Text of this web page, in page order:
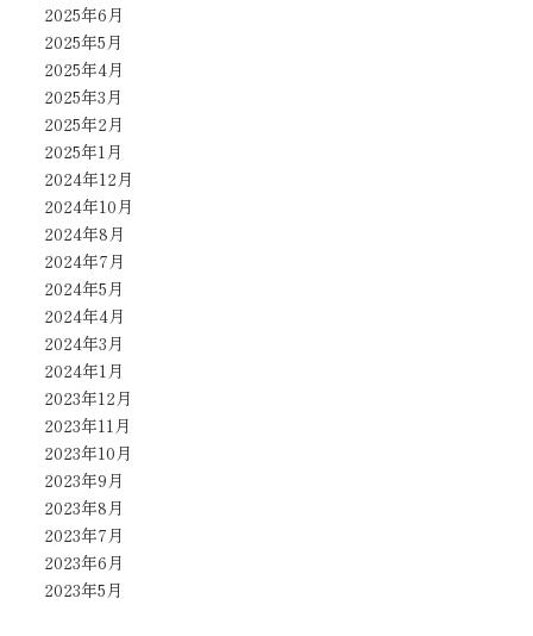
2025年6月
2025年5月
2025年4月
2025年3月
2025年2月
2025年1月
2024年12月
2024年10月
2024年8月
2024年7月
2024年5月
2024年4月
2024年3月
2024年1月
2023年12月
2023年11月
2023年10月
2023年9月
2023年8月
2023年7月
2023年6月
2023年5月